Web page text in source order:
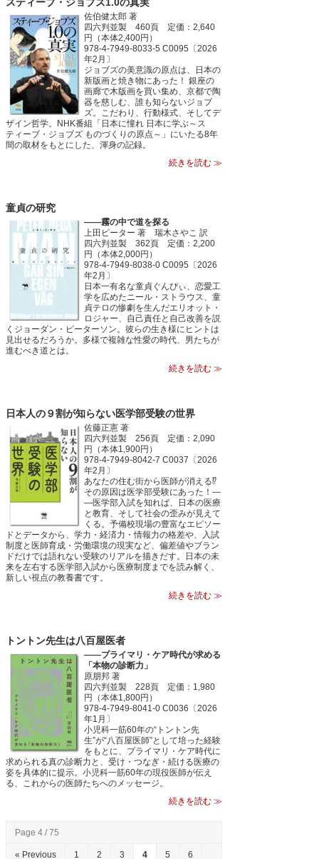
佐伯健太郎 著
四六判並製 460頁 定価：2,640
円（本体2,400円）
978-4-7949-8033-5 C0095〔2026
年2月〕
ジョブズの美意識の原点は、日本の
新版画と焼き物にあった！ 銀座の
画廊で木版画を買い集め、京都で陶
器を慈しむ、誰も知らないジョブ
ズ。こだわり、行動様式、そしてデ
ザイン哲学。NHK番組「日本に憧れ 日本に学ぶ～ス
ティーブ・ジョブズ ものづくりの原点～」にいたる8年
間の取材をもとにした、渾身の記録。
続きを読む ≫
童貞の研究
――霧の中で道を探る
上田ピーター 著 瑞木さやこ 訳
四六判並製 362頁 定価：2,200
円（本体2,000円）
978-4-7949-8038-0 C0095〔2026
年2月〕
日本一有名な童貞ぐんぴぃ、恋愛工
学を広めたニール・ストラウス、童
貞テロの惨劇を生んだエリオット・
ロジャー、自己責任と自己改善を説
くジョーダン・ピーターソン。彼らの生き様にヒントは
見出せるだろうか。多様で複雑な性愛の時代、男たちが
進むべき道とは。
続きを読む ≫
日本人の９割が知らない医学部受験の世界
佐藤正憲 著
四六判並製 256頁 定価：2,090
円（本体1,900円）
978-4-7949-8042-7 C0037〔2026
年2月〕
あなたの住む街から医師が消える⁉
その原因は医学部受験にあった！―
―医学部入試を知れば、日本の医療
と教育、そして社会の歪みが見えて
くる。予備校現場の豊富なエピソー
ドとデータから、学力・経済力・情報力の格差や、入試
制度と医師育成・労働環境の現実など、偏差値やブラン
ドだけでは語れない受験のリアルを描きだす。日本の未
来を左右する医学部入試から医療制度までを読み解く、
新しい視点の教養書です。
続きを読む ≫
トントン先生は八百屋医者
――プライマリ・ケア時代が求める
「本物の診断力」
原朋邦 著
四六判並製 228頁 定価：1,980
円（本体1,800円）
978-4-7949-8041-0 C0036〔2026
年1月〕
小児科一筋60年の“トントン先
生”が“八百屋医師”として培った経験
をもとに、プライマリ・ケア時代に
求められる真の診断力と、受け・つなぎ・続ける医療の
姿を具体的に提示。小児科一筋60年の現役医師が伝え
る、これからの医師たちへのメッセージ。
続きを読む ≫
Page 4 / 75
« Previous 1 2 3 4 5 6